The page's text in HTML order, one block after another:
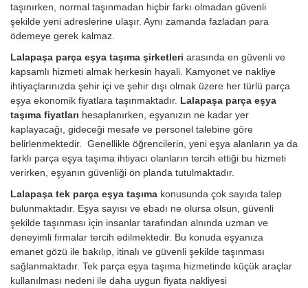
taşınırken, normal taşınmadan hiçbir farkı olmadan güvenli
şekilde yeni adreslerine ulaşır. Aynı zamanda fazladan para
ödemeye gerek kalmaz.
Lalapaşa parça eşya taşıma şirketleri arasında en güvenli ve
kapsamlı hizmeti almak herkesin hayali. Kamyonet ve nakliye
ihtiyaçlarınızda şehir içi ve şehir dışı olmak üzere her türlü parça
eşya ekonomik fiyatlara taşınmaktadır. Lalapaşa parça eşya
taşıma fiyatları hesaplanırken, eşyanızın ne kadar yer
kaplayacağı, gideceği mesafe ve personel talebine göre
belirlenmektedir. Genellikle öğrencilerin, yeni eşya alanların ya da
farklı parça eşya taşıma ihtiyacı olanların tercih ettiği bu hizmeti
verirken, eşyanın güvenliği ön planda tutulmaktadır.
Lalapaşa tek parça eşya taşıma konusunda çok sayıda talep
bulunmaktadır. Eşya sayısı ve ebadı ne olursa olsun, güvenli
şekilde taşınması için insanlar tarafından alnında uzman ve
deneyimli firmalar tercih edilmektedir. Bu konuda eşyanıza
emanet gözü ile bakılıp, itinalı ve güvenli şekilde taşınması
sağlanmaktadır. Tek parça eşya taşıma hizmetinde küçük araçlar
kullanılması nedeni ile daha uygun fiyata nakliyesi